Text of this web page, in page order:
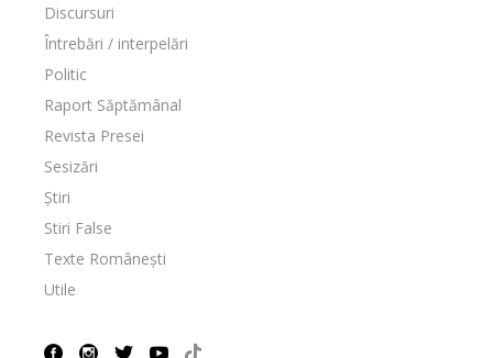
Discursuri
Întrebări / interpelări
Politic
Raport Săptămânal
Revista Presei
Sesizări
Știri
Stiri False
Texte Românești
Utile